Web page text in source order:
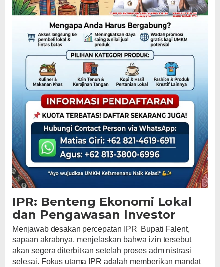
IPR: Benteng Ekonomi Lokal
dan Pengawasan Investor
Menjawab desakan percepatan IPR, Bupati Falent,
sapaan akrabnya, menjelaskan bahwa izin tersebut
akan segera diterbitkan setelah proses administrasi
selesai. Fokus utama IPR adalah memberikan mandat